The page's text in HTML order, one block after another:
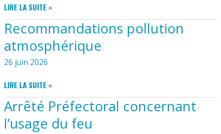
ARRÊTÉ
PRÉFECTORAL
POLLUTION
ATMOSPHÉRIQUE
LIRE LA SUITE »
Recommandations pollution
atmosphérique
26 juin 2026
RECOMMANDATIONS
POLLUTION
ATMOSPHÉRIQUE
LIRE LA SUITE »
Arrêté Préfectoral concernant
l’usage du feu